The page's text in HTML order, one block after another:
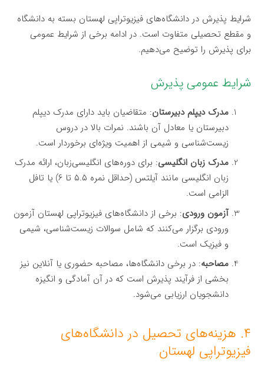
شرایط پذیرش در دانشگاه‌های فیزیوتراپی لهستان بسته به دانشگاه
و مقطع تحصیلی متفاوت است. در ادامه برخی از شرایط عمومی
برای پذیرش را توضیح می‌دهیم.
شرایط عمومی پذیرش
مدرک دیپلم دبیرستان: متقاضیان باید دارای مدرک دیپلم
دبیرستان یا معادل آن باشند. نمرات بالا در دروس
زیست‌شناسی و شیمی از اهمیت ویژه‌ای برخوردار است.
مدرک زبان انگلیسی: برای دوره‌های انگلیسی‌زبان، ارائه مدرک
زبان انگلیسی مانند آیلتس (حداقل نمره ۵.۵ تا ۶) یا تافل
الزامی است.
آزمون ورودی: برخی از دانشگاه‌های فیزیوتراپی لهستان آزمون
ورودی برگزار می‌کنند که شامل سوالات زیست‌شناسی، شیمی
و فیزیک است.
مصاحبه: در برخی دانشگاه‌ها، مصاحبه حضوری یا آنلاین نیز
بخشی از فرآیند پذیرش است که در آن آمادگی و انگیزه
دانشجویان ارزیابی می‌شود.
۴. هزینه‌های تحصیل در دانشگاه‌های
فیزیوتراپی لهستان